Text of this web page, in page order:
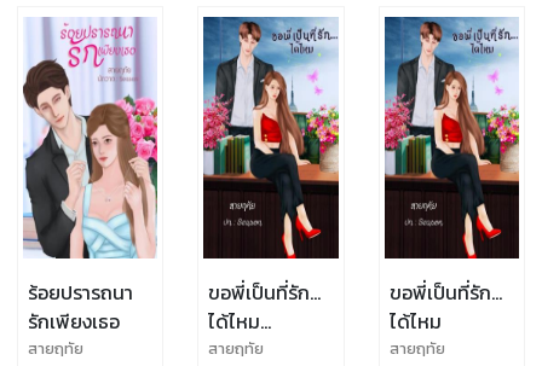
ร้อยปรารถนา
รักเพียงเธอ
สายฤทัย
ขอพี่เป็นที่รัก...
ได้ไหม
(ตัวอย่าง)
สายฤทัย
ขอพี่เป็นที่รัก...
ได้ไหม
สายฤทัย